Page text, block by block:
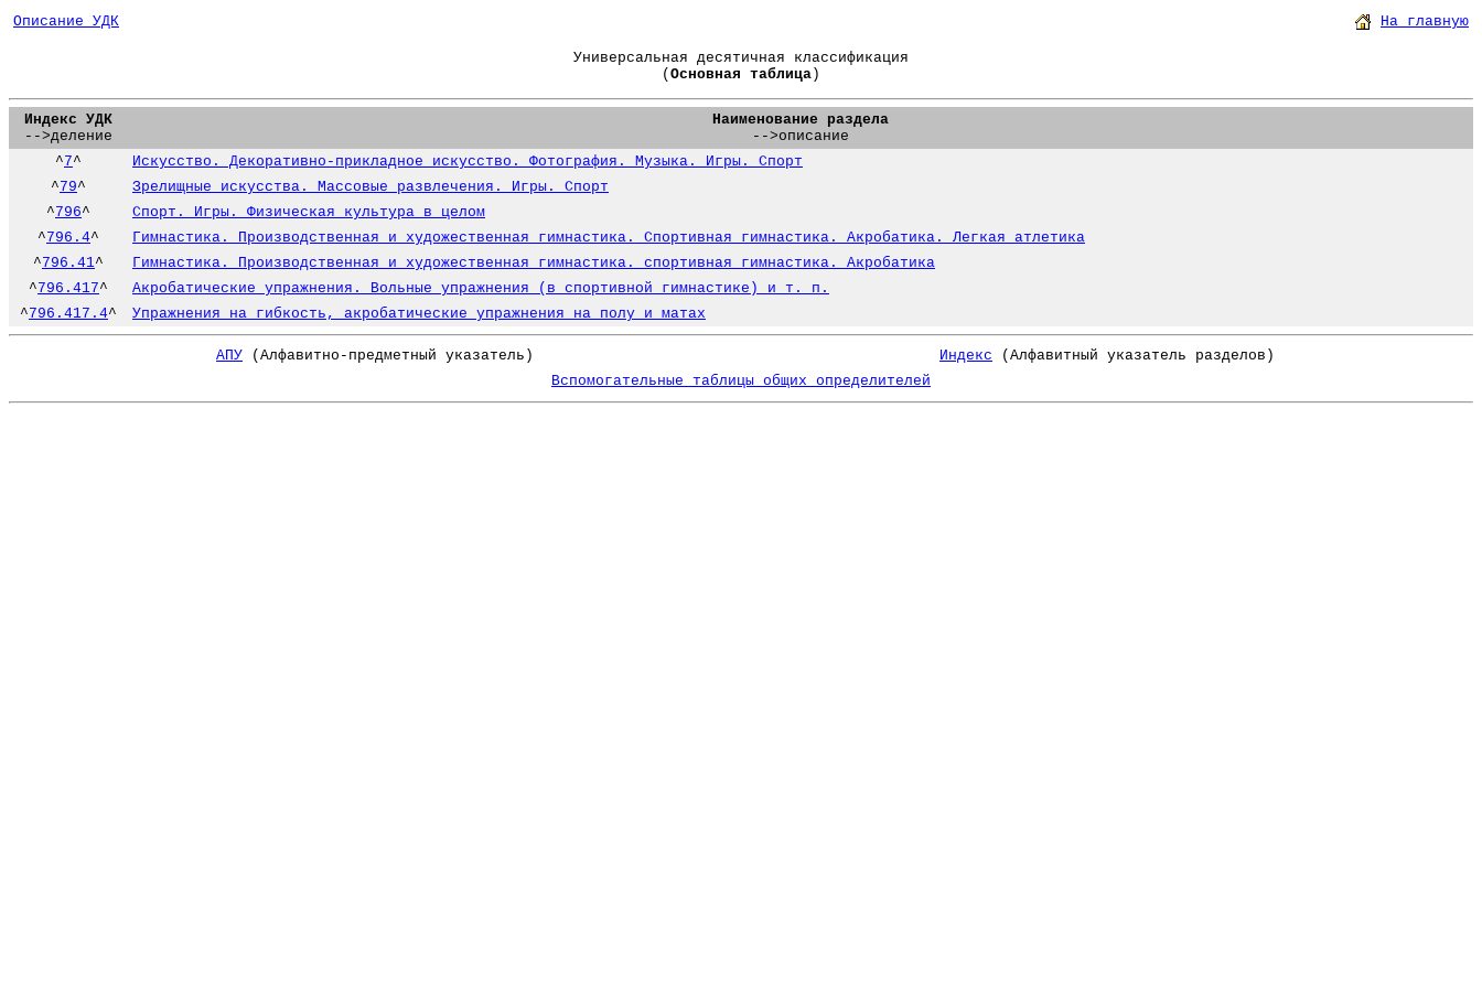
Описание УДК На главную
Универсальная десятичная классификация
( Основная таблица )
Индекс УДК
-->деление
Наименование раздела
-->описание
^7^
Искусство. Декоративно-прикладное искусство. Фотография. Музыка. Игры. Спорт
^79^
Зрелищные искусства. Массовые развлечения. Игры. Спорт
^796^
Спорт. Игры. Физическая культура в целом
^796.4^
Гимнастика. Производственная и художественная гимнастика. Спортивная гимнастика. Акробатика. Легкая атлетика
^796.41^
Гимнастика. Производственная и художественная гимнастика. спортивная гимнастика. Акробатика
^796.417^
Акробатические упражнения. Вольные упражнения (в спортивной гимнастике) и т. п.
^796.417.4^ Упражнения на гибкость, акробатические упражнения на полу и матах
АПУ (Алфавитно-предметный указатель) Индекс (Алфавитный указатель разделов)
Вспомогательные таблицы общих определителей